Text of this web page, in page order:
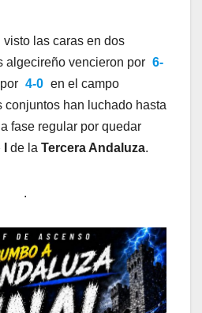
visto las caras en dos
algecireño vencieron por 6-
4-0 en el campo
conjuntos han luchado hasta
fase regular por quedar
de la Tercera Andaluza.
.